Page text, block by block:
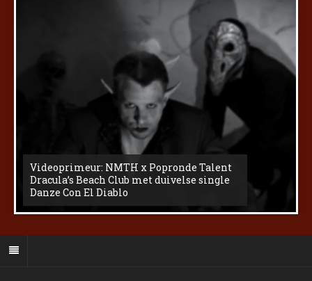
Videoprimeur: NMTH x Popronde Talent
Dracula’s Beach Club met duivelse single
Danze Con El Diablo